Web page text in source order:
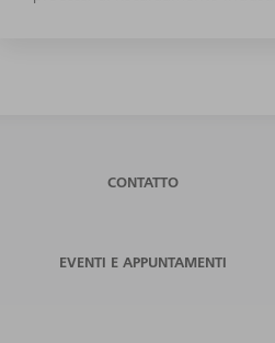
CONTATTO
EVENTI E APPUNTAMENTI